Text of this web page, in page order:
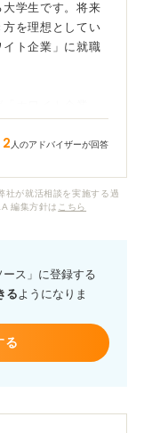
学生です。将来
を理想としてい
ト企業」に就職
ホワイト企業」
点で企業を探せ
す。
2 人のアドバイザーが回答
が就活相談を実施する過
編集方針は こちら
ス」に登録する
るようになりま
る